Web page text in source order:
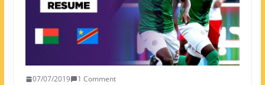
07/07/2019 1 Comment